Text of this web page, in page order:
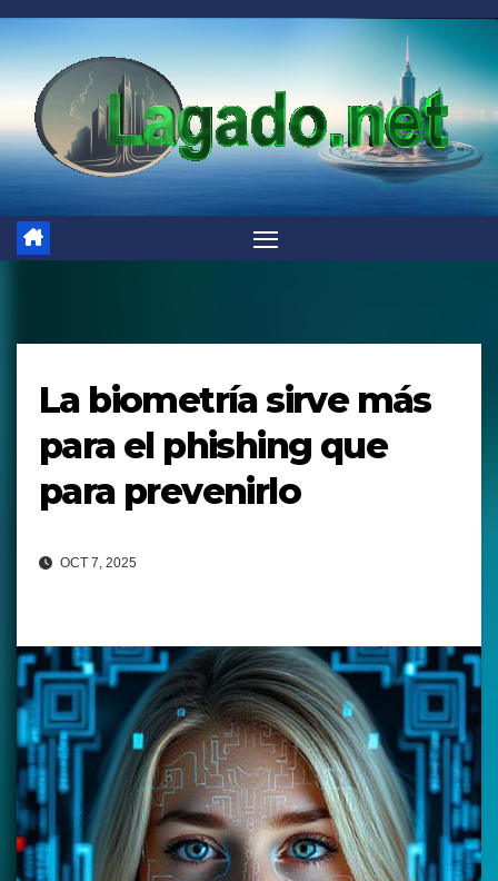
Saltar
al
contenido
La biometría sirve más
para el phishing que
para prevenirlo
OCT 7, 2025